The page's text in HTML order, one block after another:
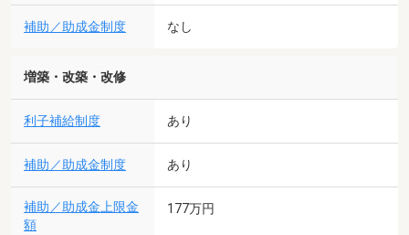
補助／助成金制度 なし
増築・改築・改修
利子補給制度 あり
補助／助成金制度 あり
補助／助成金上限金
額
177万円